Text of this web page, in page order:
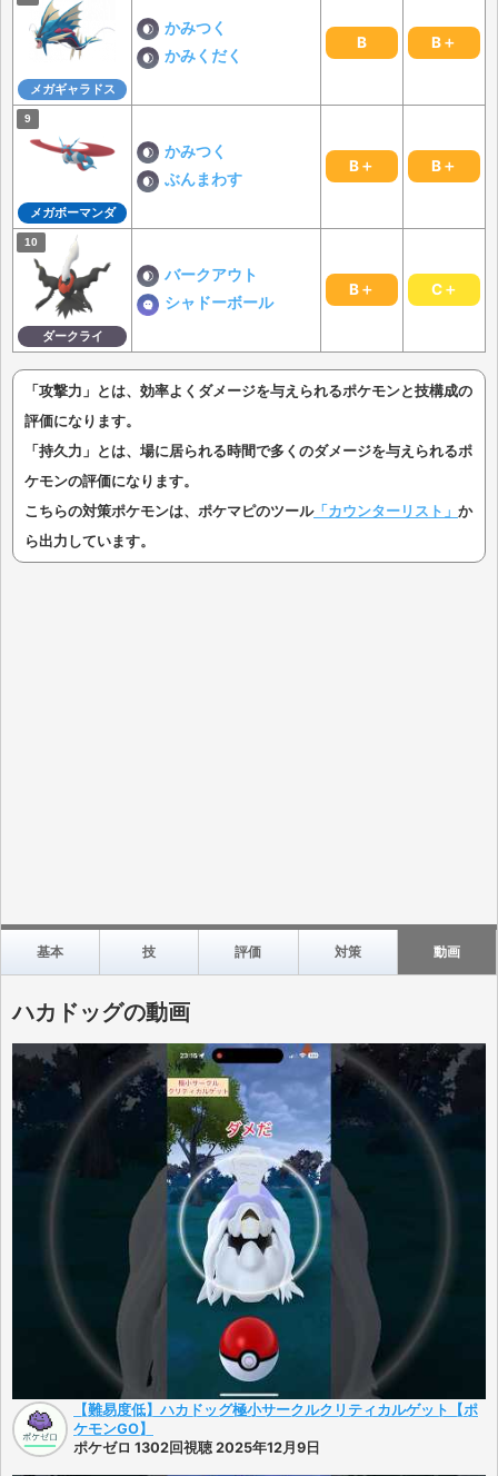
メガギャラドス
かみつく
かみくだく
B B＋
メガボーマンダ
かみつく
ぶんまわす
B＋ B＋
ダークライ
バークアウト
シャドーボール
B＋ C＋
「攻撃力」とは、効率よくダメージを与えられるポケモンと技構成の
評価になります。
「持久力」とは、場に居られる時間で多くのダメージを与えられるポ
ケモンの評価になります。
こちらの対策ポケモンは、ポケマピのツール「カウンターリスト」 か
ら出力しています。
基本 技 評価 対策 動画
ハカドッグの動画
【難易度低】ハカドッグ極小サークルクリティカルゲット【ポ
ケモンGO】
ポケゼロ 1302回視聴 2025年12月9日